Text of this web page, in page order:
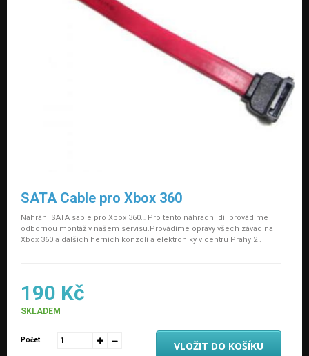
SATA Cable pro Xbox 360
Nahráni SATA sable pro Xbox 360… Pro tento náhradní díl provádíme
odbornou montáž v našem servisu.Provádíme opravy všech závad na
Xbox 360 a dalších herních konzolí a elektroniky v centru Prahy 2 .
190 Kč
SKLADEM
Počet VLOŽIT DO KOŠÍKU